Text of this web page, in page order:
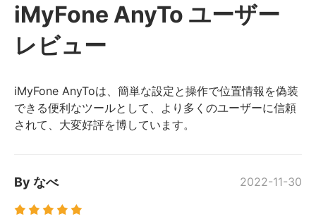
iMyFone AnyTo ユーザー
レビュー
iMyFone AnyToは、簡単な設定と操作で位置情報を偽装
できる便利なツールとして、より多くのユーザーに信頼
されて、大変好評を博しています。
By なべ 2022-11-30